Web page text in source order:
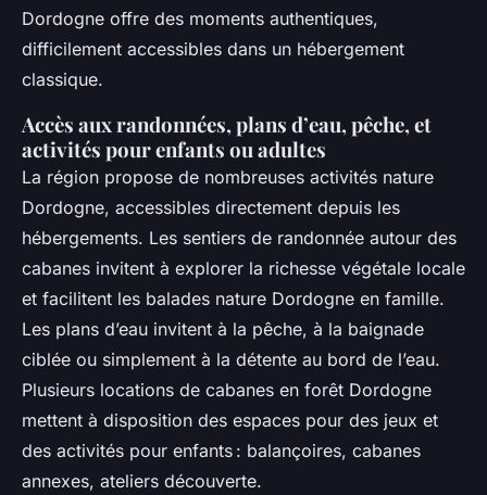
Dordogne offre des moments authentiques,
difficilement accessibles dans un hébergement
classique.
Accès aux randonnées, plans d’eau, pêche, et
activités pour enfants ou adultes
La région propose de nombreuses activités nature
Dordogne, accessibles directement depuis les
hébergements. Les sentiers de randonnée autour des
cabanes invitent à explorer la richesse végétale locale
et facilitent les balades nature Dordogne en famille.
Les plans d’eau invitent à la pêche, à la baignade
ciblée ou simplement à la détente au bord de l’eau.
Plusieurs locations de cabanes en forêt Dordogne
mettent à disposition des espaces pour des jeux et
des activités pour enfants : balançoires, cabanes
annexes, ateliers découverte.